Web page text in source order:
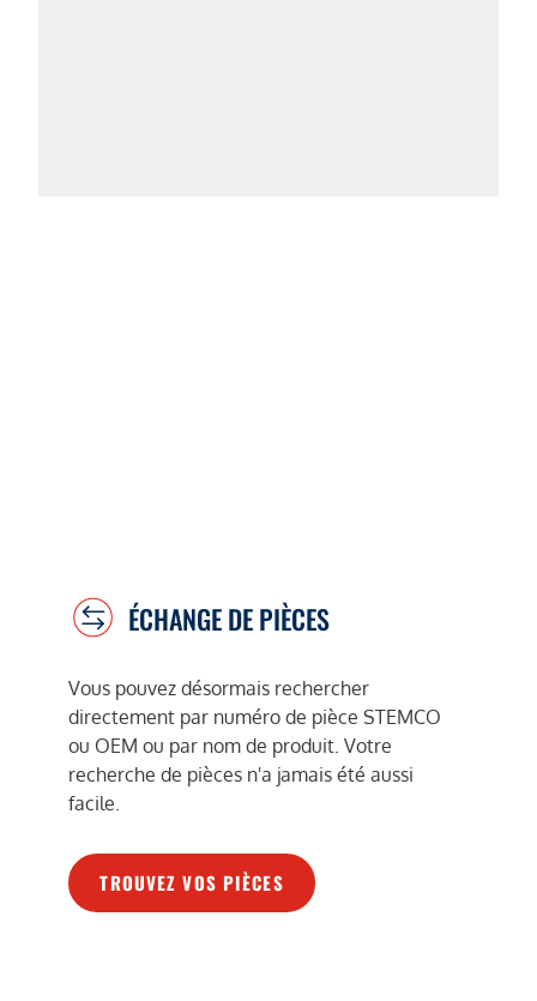
ÉCHANGE DE PIÈCES
Vous pouvez désormais rechercher
directement par numéro de pièce STEMCO
ou OEM ou par nom de produit. Votre
recherche de pièces n'a jamais été aussi
facile.
TROUVEZ VOS PIÈCES